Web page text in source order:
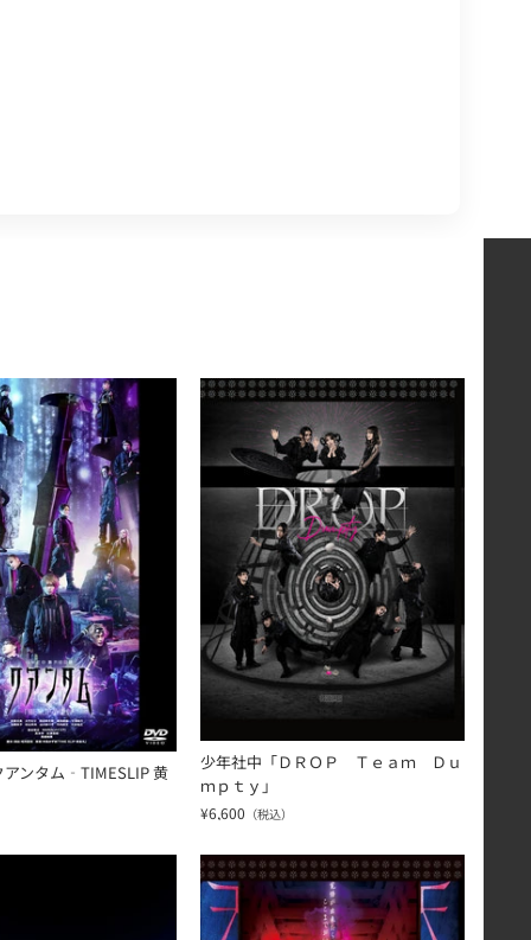
アンタム‐TIMESLIP 黄金丸‐」
アンタム‐TIMESLIP 黄
少年社中「ＤＲＯＰ Ｔｅａｍ Ｄｕｍｐ
少年社中「ＤＲＯＰ Ｔｅａｍ Ｄｕ
ｍｐｔｙ」
¥6,600 （税込）
マの火星探検記（２０２０）」少年社中「天守物語」